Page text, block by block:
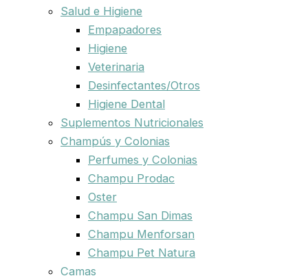
Salud e Higiene
Empapadores
Higiene
Veterinaria
Desinfectantes/Otros
Higiene Dental
Suplementos Nutricionales
Champús y Colonias
Perfumes y Colonias
Champu Prodac
Oster
Champu San Dimas
Champu Menforsan
Champu Pet Natura
Camas